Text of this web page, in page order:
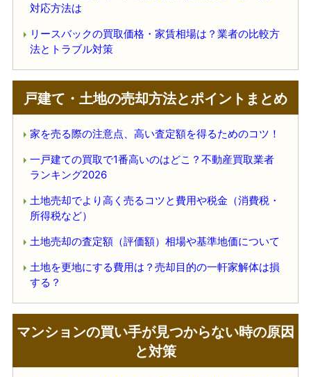
対応方法は
リースバックの買取価格・家賃相場は？業者の比較方
法とトラブル対策
戸建て・土地の売却方法とポイントまとめ
家を売る際の注意点、高い査定額を得るためのコツ！
一戸建ての買取で1番高いのはどこ？不動産買取業者
ランキング2026
土地売却でより高く売るコツと費用や税金（消費税・
所得税など）
土地売却の査定額（評価額）相場や基準地価について
土地を更地にする費用は？売却目的の一軒家解体は損
する？
マンションの買い手が見つからない時の原因
と対策